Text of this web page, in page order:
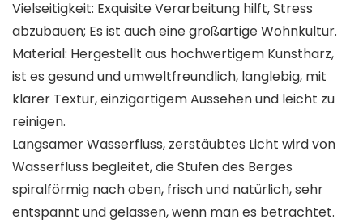
Vielseitigkeit: Exquisite Verarbeitung hilft, Stress
abzubauen; Es ist auch eine großartige Wohnkultur.
Material: Hergestellt aus hochwertigem Kunstharz,
ist es gesund und umweltfreundlich, langlebig, mit
klarer Textur, einzigartigem Aussehen und leicht zu
reinigen.
Langsamer Wasserfluss, zerstäubtes Licht wird von
Wasserfluss begleitet, die Stufen des Berges
spiralförmig nach oben, frisch und natürlich, sehr
entspannt und gelassen, wenn man es betrachtet.